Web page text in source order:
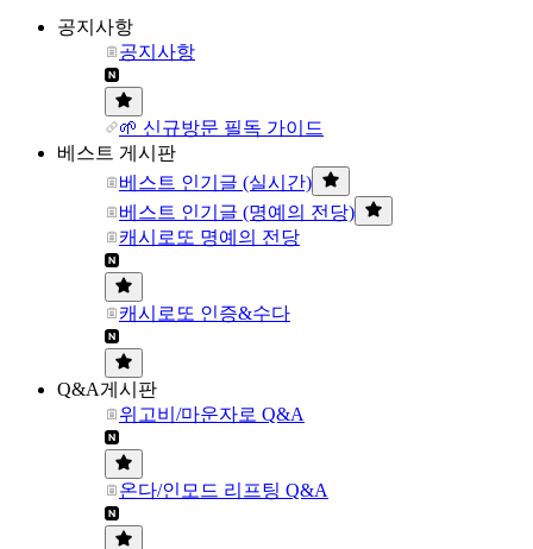
공지사항
공지사항
🌱 신규방문 필독 가이드
베스트 게시판
베스트 인기글 (실시간)
베스트 인기글 (명예의 전당)
캐시로또 명예의 전당
캐시로또 인증&수다
Q&A게시판
위고비/마운자로 Q&A
온다/인모드 리프팅 Q&A